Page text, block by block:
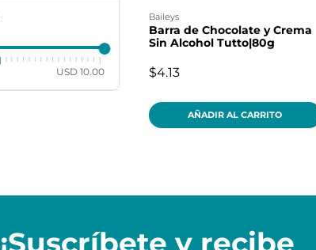
USD 10.00
baileys
Barra de Chocolate y Crema
Sin Alcohol Tutto|80g
$4.13
AÑADIR AL CARRITO
¡Suscríbete y recibe